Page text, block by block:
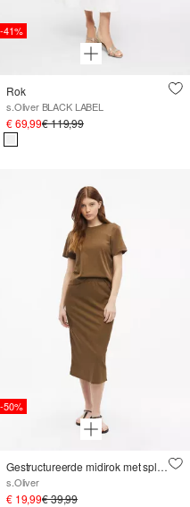
-41%
Rok
s.Oliver BLACK LABEL
€ 69,99€ 119,99
-50%
Gestructureerde midirok met split en elastische tailleband
s.Oliver
€ 19,99€ 39,99